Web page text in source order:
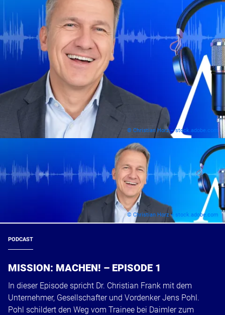
© Christian Horz – stock.adobe.com
© Christian Horz – stock.adobe.com
PODCAST
MISSION: MACHEN! – EPISODE 1
In dieser Episode spricht Dr. Christian Frank mit dem
Unternehmer, Gesellschafter und Vordenker Jens Pohl.
Pohl schildert den Weg vom Trainee bei Daimler zum